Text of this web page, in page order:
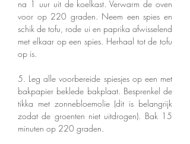
na 1 uur uit de koelkast. Verwarm de oven
voor op 220 graden. Neem een spies en
schik de tofu, rode ui en paprika afwisselend
met elkaar op een spies. Herhaal tot de tofu
op is.
5. Leg alle voorbereide spiesjes op een met
bakpapier beklede bakplaat. Besprenkel de
tikka met zonnebloemolie (dit is belangrijk
zodat de groenten niet uitdrogen). Bak 15
minuten op 220 graden.